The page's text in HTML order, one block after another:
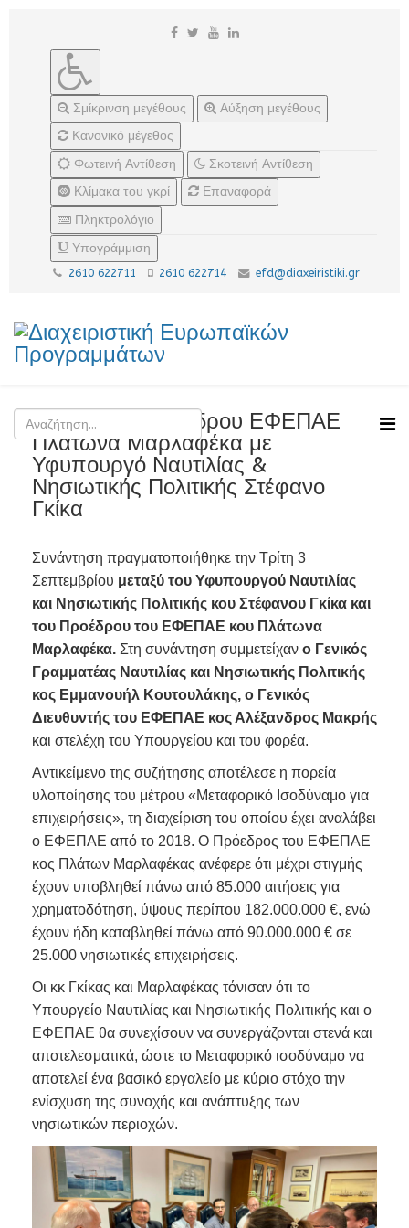
Σμίκρινση μεγέθους
Αύξηση μεγέθους
Κανονικό μέγεθος
Φωτεινή Αντίθεση
Σκοτεινή Αντίθεση
Κλίμακα του γκρί
Επαναφορά
Πληκτρολόγιο
Υπογράμμιση
2610 622711 2610 622714 efd@diaxeiristiki.gr
Συνάντηση Προέδρου ΕΦΕΠΑΕ
Πλάτωνα Μαρλαφέκα με
Υφυπουργό Ναυτιλίας &
Νησιωτικής Πολιτικής Στέφανο
Γκίκα
Συνάντηση πραγματοποιήθηκε την Τρίτη 3
Σεπτεμβρίου μεταξύ του Υφυπουργού Ναυτιλίας
και Νησιωτικής Πολιτικής κου Στέφανου Γκίκα και
του Προέδρου του ΕΦΕΠΑΕ κου Πλάτωνα
Μαρλαφέκα. Στη συνάντηση συμμετείχαν ο Γενικός
Γραμματέας Ναυτιλίας και Νησιωτικής Πολιτικής
κος Εμμανουήλ Κουτουλάκης, ο Γενικός
Διευθυντής του ΕΦΕΠΑΕ κος Αλέξανδρος Μακρής
και στελέχη του Υπουργείου και του φορέα.
Αντικείμενο της συζήτησης αποτέλεσε η πορεία
υλοποίησης του μέτρου «Μεταφορικό Ισοδύναμο για
επιχειρήσεις», τη διαχείριση του οποίου έχει αναλάβει
ο ΕΦΕΠΑΕ από το 2018. Ο Πρόεδρος του ΕΦΕΠΑΕ
κος Πλάτων Μαρλαφέκας ανέφερε ότι μέχρι στιγμής
έχουν υποβληθεί πάνω από 85.000 αιτήσεις για
χρηματοδότηση, ύψους περίπου 182.000.000 €, ενώ
έχουν ήδη καταβληθεί πάνω από 90.000.000 € σε
25.000 νησιωτικές επιχειρήσεις.
Οι κκ Γκίκας και Μαρλαφέκας τόνισαν ότι το
Υπουργείο Ναυτιλίας και Νησιωτικής Πολιτικής και ο
ΕΦΕΠΑΕ θα συνεχίσουν να συνεργάζονται στενά και
αποτελεσματικά, ώστε το Μεταφορικό ισοδύναμο να
αποτελεί ένα βασικό εργαλείο με κύριο στόχο την
ενίσχυση της συνοχής και ανάπτυξης των
νησιωτικών περιοχών.